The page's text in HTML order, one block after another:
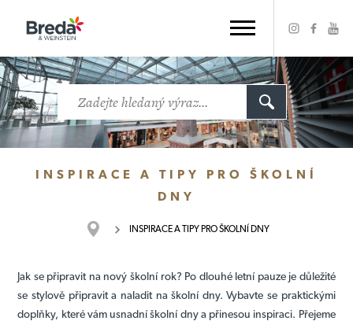
INSPIRACE A TIPY PRO ŠKOLNÍ
DNY
INSPIRACE A TIPY PRO ŠKOLNÍ DNY
Jak se připravit na nový školní rok? Po dlouhé letní pauze je důležité
se stylově připravit a naladit na školní dny. Vybavte se praktickými
doplňky, které vám usnadní školní dny a přinesou inspiraci. Přejeme